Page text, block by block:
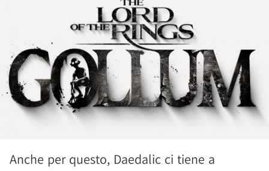
Anche per questo, Daedalic ci tiene a